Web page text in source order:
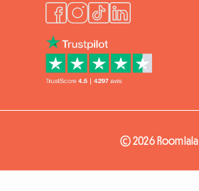
© 2026 Roomlala